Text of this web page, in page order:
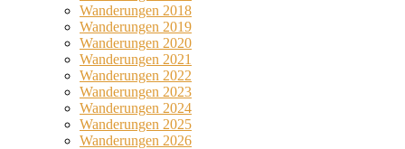
Wanderungen 2018
Wanderungen 2019
Wanderungen 2020
Wanderungen 2021
Wanderungen 2022
Wanderungen 2023
Wanderungen 2024
Wanderungen 2025
Wanderungen 2026